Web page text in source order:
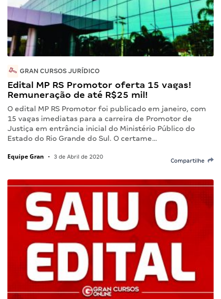
GRAN CURSOS JURÍDICO
Edital MP RS Promotor oferta 15 vagas!
Remuneração de até R$25 mil!
O edital MP RS Promotor foi publicado em janeiro, com
15 vagas imediatas para a carreira de Promotor de
Justiça em entrância inicial do Ministério Público do
Estado do Rio Grande do Sul. O certame…
Equipe Gran • 3 de Abril de 2020
Compartilhe